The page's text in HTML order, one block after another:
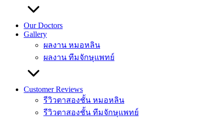
Our Doctors
Gallery
ผลงาน หมอหลิน
ผลงาน ทีมจักษุแพทย์
Customer Reviews
รีวิวตาสองชั้น หมอหลิน
รีวิวตาสองชั้น ทีมจักษุแพทย์